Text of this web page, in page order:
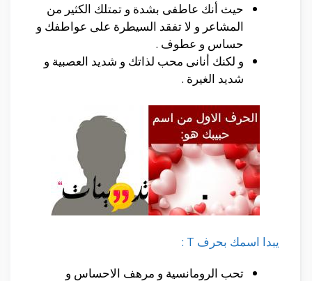
حيث أنك عاطفى بشدة و تمتلك الكثير من
المشاعر و لا تفقد السيطرة على عواطفك و
حساس و عطوف .
و لكنك أنانى محب لذاتك و شديد العصبية و
شديد الغيرة .
يبدا اسمك بحرف T :
تحب الرومانسية و مرهف الاحساس و